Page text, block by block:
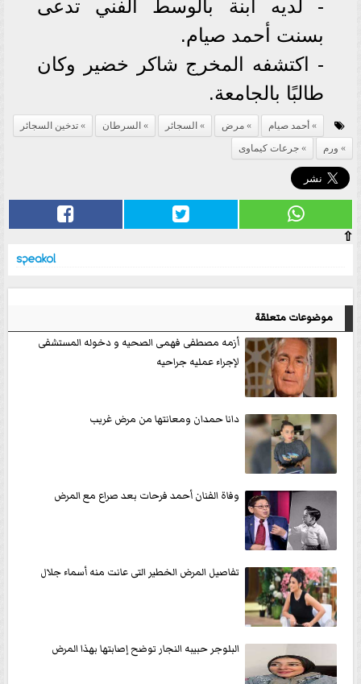
- ⁠⁠⁠لديه ابنة بالوسط الفني تدعى
بسنت أحمد صيام.
- ⁠اكتشفه المخرج شاكر خضير وكان
طالبًا بالجامعة.
أحمد صيام مرض السجائر السرطان
تدخين السجائر
ورم
جرعات كيماوى
⇧
موضوعات متعلقة
أزمه مصطفى فهمى الصحيه و دخوله المستشفى
لإجراء عمليه جراحيه
دانا حمدان ومعانتها من مرض غريب
وفاة الفنان أحمد فرحات بعد صراع مع المرض
تفاصيل المرض الخطير التى عانت منه أسماء جلال
البلوجر حبيبه النجار توضح إصابتها بهذا المرض